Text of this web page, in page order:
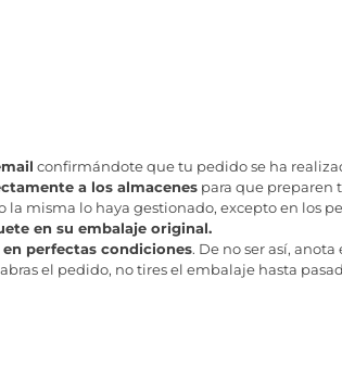
confirmándote que tu pedido se ha
a los almacenespara que preparen
misma lo haya gestionado, excepto en los
en su embalaje original.
perfectas condiciones. De no ser así,
el pedido, no tires el embalaje hasta